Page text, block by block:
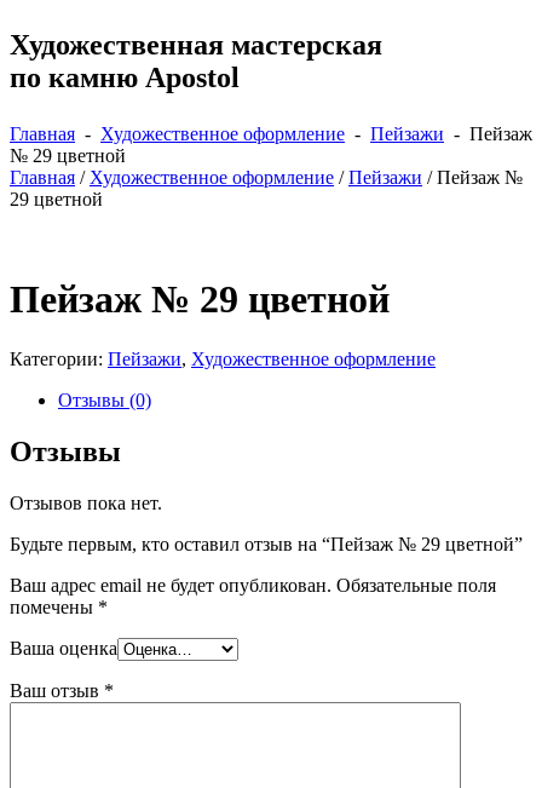
Художественная мастерская
по камню Apostol
Главная - Художественное оформление - Пейзажи - Пейзаж
№ 29 цветной
Главная / Художественное оформление /Пейзажи / Пейзаж №
29 цветной
Пейзаж № 29 цветной
Категории: Пейзажи, Художественное оформление
Отзывы (0)
Отзывы
Отзывов пока нет.
Будьте первым, кто оставил отзыв на “Пейзаж № 29 цветной”
Ваш адрес email не будет опубликован. Обязательные поля
помечены *
Ваша оценка
Ваш отзыв *